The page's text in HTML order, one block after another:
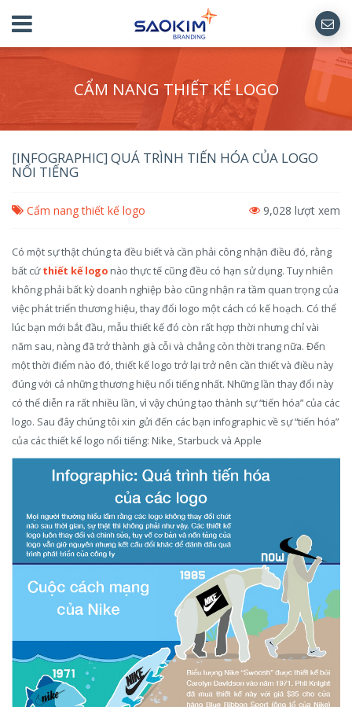
CẨM NANG THIẾT KẾ LOGO
[INFOGRAPHIC] QUÁ TRÌNH TIẾN HÓA CỦA LOGO
NỔI TIẾNG
Cẩm nang thiết kế logo 9,028 lượt xem
Có một sự thật chúng ta đều biết và cần phải công nhận điều đó, rằng
bất cứthiết kế logo nào thực tế cũng đều có hạn sử dụng. Tuy nhiên
không phải bất kỳ doanh nghiệp bào cũng nhận ra tầm quan trọng của
việc phát triển thương hiệu, thay đổi logo một cách có kế hoạch. Có thể
lúc bạn mới bắt đầu, mẫu thiết kế đó còn rất hợp thời nhưng chỉ vài
năm sau, nàng đã trở thành già cỗi và chẳng còn thời trang nữa. Đến
một thời điểm nào đó, thiết kế logo trở lại trở nên cần thiết và điều này
đúng với cả những thương hiệu nổi tiếng nhất. Những lần thay đổi này
có thể diễn ra rất nhiều lần, vì vậy chúng tạo thành sự “tiến hóa” của các
logo. Sau đây chúng tôi xin gửi đến các bạn infographic về sự “tiến hóa”
của các thiết kế logo nổi tiếng: Nike, Starbuck và Apple